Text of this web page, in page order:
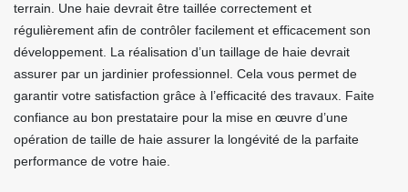
terrain. Une haie devrait être taillée correctement et
régulièrement afin de contrôler facilement et efficacement son
développement. La réalisation d’un taillage de haie devrait
assurer par un jardinier professionnel. Cela vous permet de
garantir votre satisfaction grâce à l’efficacité des travaux. Faite
confiance au bon prestataire pour la mise en œuvre d’une
opération de taille de haie assurer la longévité de la parfaite
performance de votre haie.